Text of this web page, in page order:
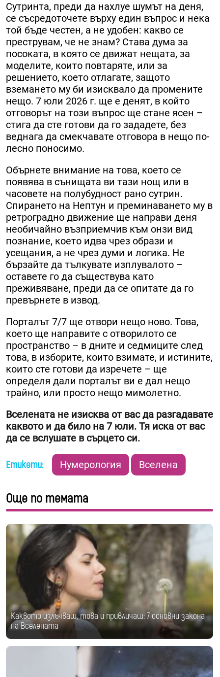
Сутринта, преди да нахлуе шумът на деня,
се съсредоточете върху един въпрос и нека
той бъде честен, а не удобен: какво се
преструвам, че не знам? Става дума за
посоката, в която се движат нещата, за
моделите, които повтаряте, или за
решението, което отлагате, защото
вземането му би изисквало да промените
нещо. 7 юли 2026 г. ще е денят, в който
отговорът на този въпрос ще стане ясен –
стига да сте готови да го зададете, без
веднага да смекчавате отговора в нещо по-
лесно поносимо.
Обърнете внимание на това, което се
появява в сънищата ви тази нощ или в
часовете на полубудност рано сутрин.
Спирането на Нептун и преминаването му в
ретроградно движение ще направи деня
необичайно възприемчив към онзи вид
познание, което идва чрез образи и
усещания, а не чрез думи и логика. Не
бързайте да тълкувате изплувалото –
оставете го да съществува като
преживяване, преди да се опитате да го
превърнете в извод.
Порталът 7/7 ще отвори нещо ново. Това,
което ще направите с отворилото се
пространство – в дните и седмиците след
това, в изборите, които взимате, и истините,
които сте готови да изречете – ще
определя дали порталът ви е дал нещо
трайно, или просто нещо мимолетно.
Вселената не изисква от вас да разгадавате
каквото и да било на 7 юли. Тя иска от вас
да се вслушате в сърцето си.
Етикети: Нумерология Вселена
Още по темата
Каквото излъчваш, това и привличаш: 7 основни закона
на Вселената